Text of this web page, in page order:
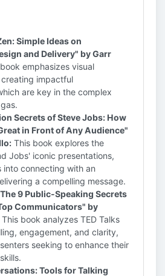
Simple Ideas on
and Delivery" by Garr
emphasizes visual
impactful
are key in the complex
Secrets of Steve Jobs: How
in Front of Any Audience"
This book explores the
Jobs' iconic presentations,
into connecting with an
a compelling message.
9 Public-Speaking Secrets
Communicators" by
This book analyzes TED Talks
engagement, and clarity,
seeking to enhance their
Tools for Talking